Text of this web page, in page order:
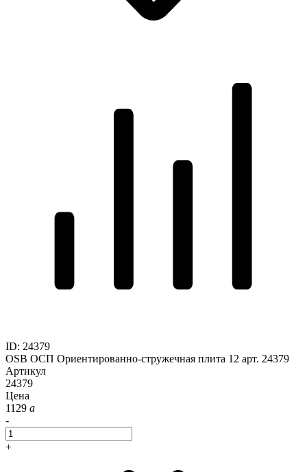
ID: 24379
OSB ОСП Ориентированно-стружечная плита 12 арт. 24379
Артикул
24379
Цена
1129 a
-
+